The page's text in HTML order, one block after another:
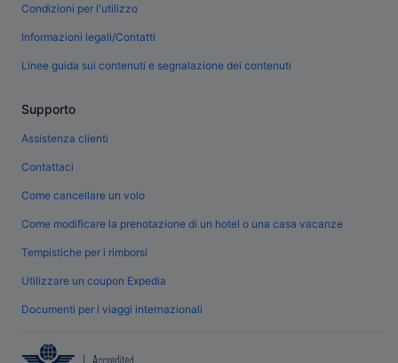
Condizioni per l'utilizzo
Informazioni legali/Contatti
Linee guida sui contenuti e segnalazione dei contenuti
Supporto
Assistenza clienti
Contattaci
Come cancellare un volo
Come modificare la prenotazione di un hotel o una casa vacanze
Tempistiche per i rimborsi
Utilizzare un coupon Expedia
Documenti per i viaggi internazionali